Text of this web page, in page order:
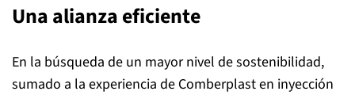
Una alianza eficiente
En la búsqueda de un mayor nivel de sostenibilidad,
sumado a la experiencia de Comberplast en inyección